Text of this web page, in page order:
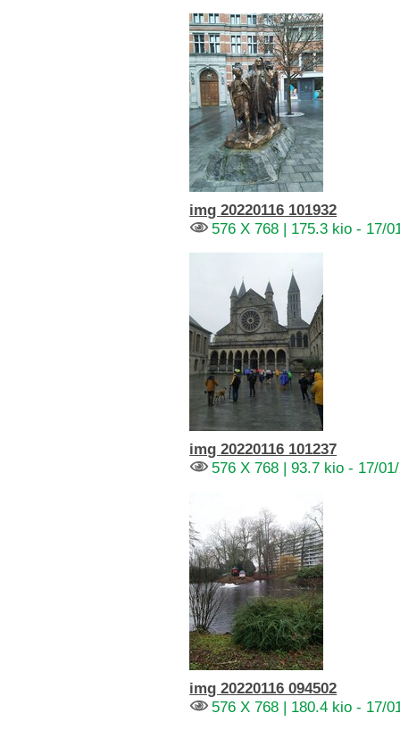
img 20220116 101932
576 X 768 | 175.3 kio - 17/
img 20220116 101237
576 X 768 | 93.7 kio - 17/
img 20220116 094502
576 X 768 | 180.4 kio - 17/